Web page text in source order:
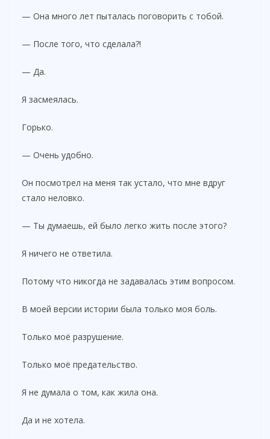
— Она много лет пыталась поговорить с тобой.
— После того, что сделала?!
— Да.
Я засмеялась.
Горько.
— Очень удобно.
Он посмотрел на меня так устало, что мне вдруг
стало неловко.
— Ты думаешь, ей было легко жить после этого?
Я ничего не ответила.
Потому что никогда не задавалась этим вопросом.
В моей версии истории была только моя боль.
Только моё разрушение.
Только моё предательство.
Я не думала о том, как жила она.
Да и не хотела.